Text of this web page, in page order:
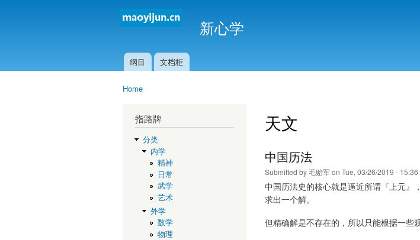
新心学
Main menu
纲目 文档柜
Home
指路牌
分类
内学
精神
日常
武学
艺术
外学
数学
物理
天文
中国历法
Submitted by毛贻军on Tue, 03/26/2019 - 15:36
中国历法史的核心就是逼近所谓『上元』
求出一个解。
但精确解是不存在的，所以只能根据一些